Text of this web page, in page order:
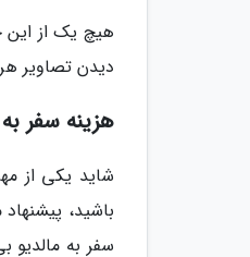
هیچ یک از این
دیدن تصاویر
هزینه سفر
شاید یکی از
باشید،
سفر به